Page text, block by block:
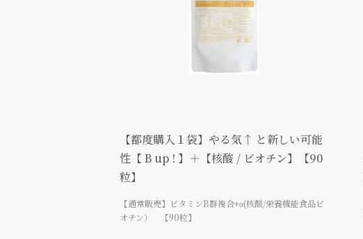
【都度購入１袋】やる気↑ と新しい可能
性【 B up ! 】＋【核酸 / ビオチン】【90
粒】
【通常販売】ビタミンB群複合+α(核酸/栄養機能食品ビ
オチン） 【90粒】